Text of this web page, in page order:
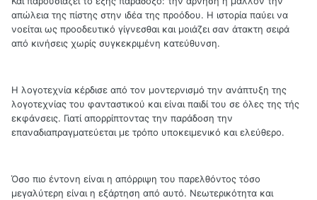
απώλεια της πίστης στην ιδέα της προόδου. Η ιστορία παύει να
νοείται ως προοδευτικό γίγνεσθαι και μοιάζει σαν άτακτη σειρά
από κινήσεις χωρίς συγκεκριμένη κατεύθυνση.
Η λογοτεχνία κέρδισε από τον μοντερνισμό την ανάπτυξη της
λογοτεχνίας του φανταστικού και είναι παιδί του σε όλες της τής
εκφάνσεις. Γιατί απορρίπτοντας την παράδοση την
επαναδιαπραγματεύεται με τρόπο υποκειμενικό και ελεύθερο.
Όσο πιο έντονη είναι η απόρριψη του παρελθόντος τόσο
μεγαλύτερη είναι η εξάρτηση από αυτό. Νεωτερικότητα και